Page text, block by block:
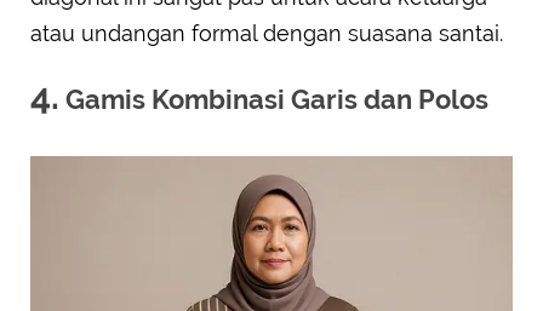
atau undangan formal dengan suasana santai.
4. Gamis Kombinasi Garis dan Polos